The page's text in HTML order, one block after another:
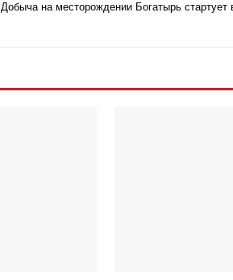
Добыча на месторождении Богатырь стартует